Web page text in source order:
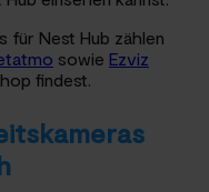
für Nest Hub zählen
sowie Ezviz
findest.